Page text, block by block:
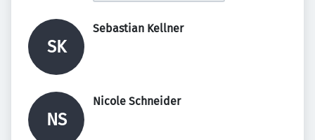
SK
Sebastian Kellner
NS
Nicole Schneider